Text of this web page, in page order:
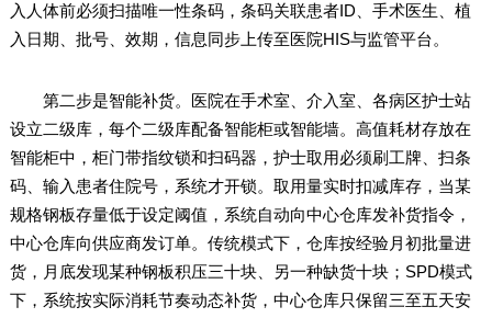
入人体前必须扫描唯一性条码，条码关联患者ID、手术医生、植
入日期、批号、效期，信息同步上传至医院HIS与监管平台。
第二步是智能补货。医院在手术室、介入室、各病区护士站
设立二级库，每个二级库配备智能柜或智能墙。高值耗材存放在
智能柜中，柜门带指纹锁和扫码器，护士取用必须刷工牌、扫条
码、输入患者住院号，系统才开锁。取用量实时扣减库存，当某
规格钢板存量低于设定阈值，系统自动向中心仓库发补货指令，
中心仓库向供应商发订单。传统模式下，仓库按经验月初批量进
货，月底发现某种钢板积压三十块、另一种缺货十块；SPD模式
下，系统按实际消耗节奏动态补货，中心仓库只保留三至五天安